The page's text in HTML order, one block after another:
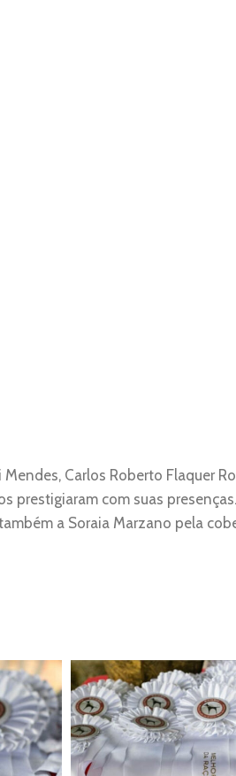
Carlos Roberto Flaquer
prestigiaram com suas
a Soraia Marzano pela